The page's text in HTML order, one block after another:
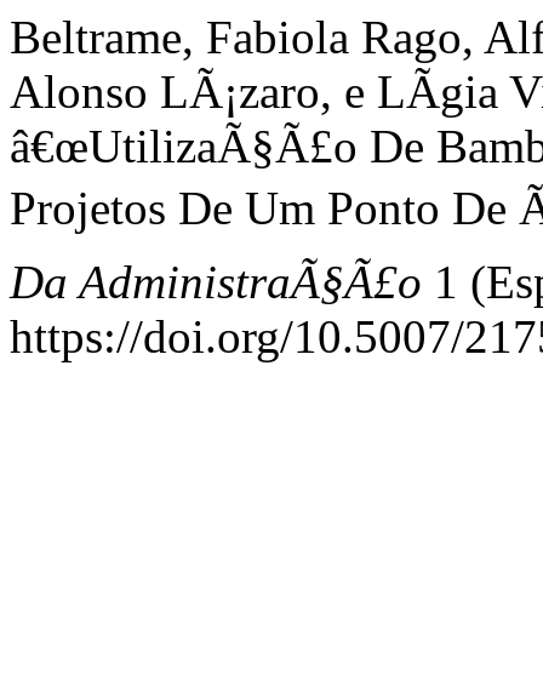
Beltrame, Fabiola Rago,
Alonso LÃ¡zaro, e LÃ­gia
â€œUtilizaÃ§Ã£o De
Projetos De Um Ponto De
Da AdministraÃ§Ã£o 1
https://doi.org/10.5007/